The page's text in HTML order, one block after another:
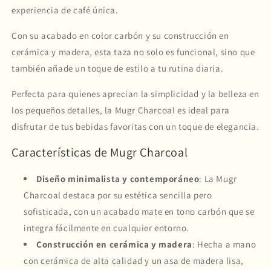
experiencia de café única.
Con su acabado en color carbón y su construcción en
cerámica y madera, esta taza no solo es funcional, sino que
también añade un toque de estilo a tu rutina diaria.
Perfecta para quienes aprecian la simplicidad y la belleza en
los pequeños detalles, la Mugr Charcoal es ideal para
disfrutar de tus bebidas favoritas con un toque de elegancia.
Características de Mugr Charcoal
Diseño minimalista y contemporáneo: La Mugr
Charcoal destaca por su estética sencilla pero
sofisticada, con un acabado mate en tono carbón que se
integra fácilmente en cualquier entorno.
Construcción en cerámica y madera: Hecha a mano
con cerámica de alta calidad y un asa de madera lisa,